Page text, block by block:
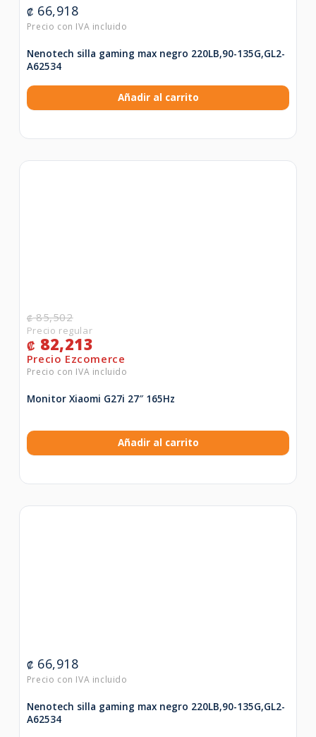
₡ 66,918
Nenotech silla gaming max negro 220LB,90-135G,GL2-
A62534
Añadir al carrito
₡85,502
₡ 82,213
Monitor Xiaomi G27i 27″ 165Hz
Añadir al carrito
₡ 66,918
Nenotech silla gaming max negro 220LB,90-135G,GL2-
A62534